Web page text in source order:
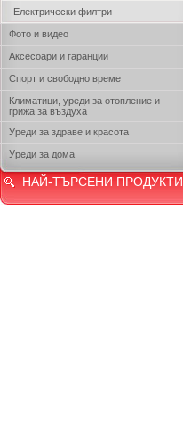
Електрически филтри
Фото и видео
Аксесоари и гаранции
Спорт и свободно време
Климатици, уреди за отопление и
грижа за въздуха
Уреди за здраве и красота
Уреди за дома
НАЙ-ТЪРСЕНИ ПРОДУКТИ